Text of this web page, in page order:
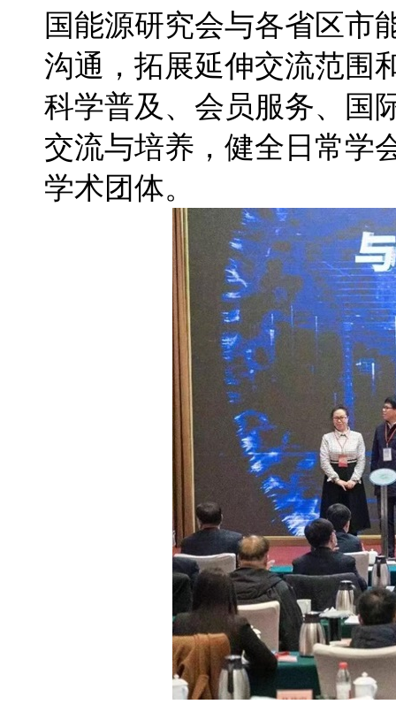
国能源研究会与各省区市
沟通，拓展延伸交流范围
科学普及、会员服务、国
交流与培养，健全日常学
学术团体。